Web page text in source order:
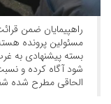
راهپیمایان ضمن
مسئولین پرونده
بسته پیشنهادی به
شود آگاه کرده و
الحاقی مطرح شده